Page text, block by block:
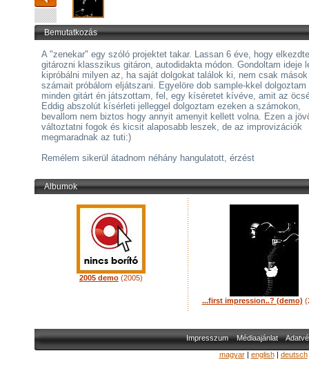
Bemutatkozás
A "zenekar" egy szóló projektet takar. Lassan 6 éve, hogy
gitározni klasszikus gitáron, autodidakta módon. Gondoltam ideje
kipróbálni milyen az, ha saját dolgokat találok ki, nem csak mások
számait próbálom eljátszani. Egyelöre dob sample-kkel dolgoztam
minden gitárt én játszottam, fel, egy kíséretet kívéve, amit az
Eddig abszolút kísérleti jelleggel dolgoztam ezeken a számokon,
bevallom nem biztos hogy annyit amenyit kellett volna. Ezen a
változtatni fogok és kicsit alaposabb leszek, de az improvizációk
megmaradnak az tuti:)
Remélem sikerül átadnom néhány hangulatott, érzést
Albumok
2005 demo (2005)
...first impression..? (demo)
Impresszum Médiaajánlat
magyar| english| deutsch